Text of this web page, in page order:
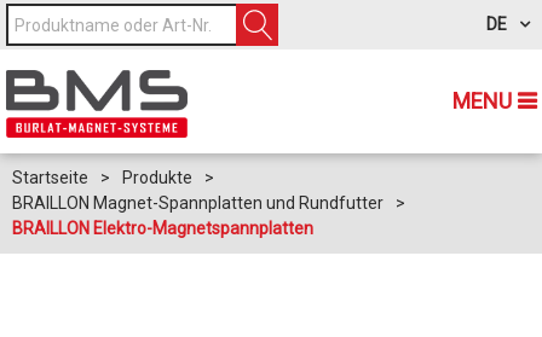
MENU
DE
Startseite > Produkte
>
BRAILLON Magnet-Spannplatten und Rundfutter
>
BRAILLON Elektro-Magnetspannplatten